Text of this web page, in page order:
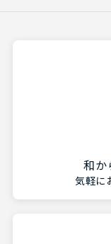
和か
気軽に